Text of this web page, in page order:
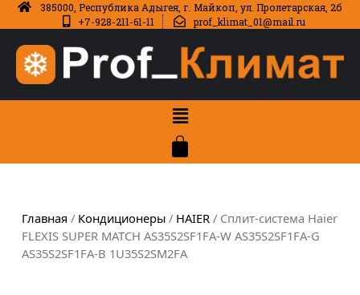
385000, Республика Адыгея, г. Майкоп, ул. Пролетарская, 2б
+7-928-211-61-11
prof_klimat_01@mail.ru
Главная / Кондиционеры / HAIER / Сплит-система Haier
FLEXIS SUPER MATCH AS35S2SF1FA-W AS35S2SF1FA-G
AS35S2SF1FA-B 1U35S2SM2FA